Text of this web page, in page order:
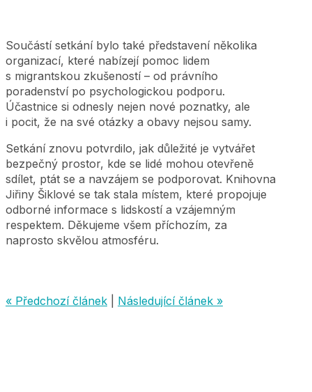
Součástí setkání bylo také představení několika
organizací, které nabízejí pomoc lidem
s migrantskou zkušeností – od právního
poradenství po psychologickou podporu.
Účastnice si odnesly nejen nové poznatky, ale
i pocit, že na své otázky a obavy nejsou samy.
Setkání znovu potvrdilo, jak důležité je vytvářet
bezpečný prostor, kde se lidé mohou otevřeně
sdílet, ptát se a navzájem se podporovat. Knihovna
Jiřiny Šiklové se tak stala místem, které propojuje
odborné informace s lidskostí a vzájemným
respektem. Děkujeme všem příchozím, za
naprosto skvělou atmosféru.
« Předchozí článek Následující článek »